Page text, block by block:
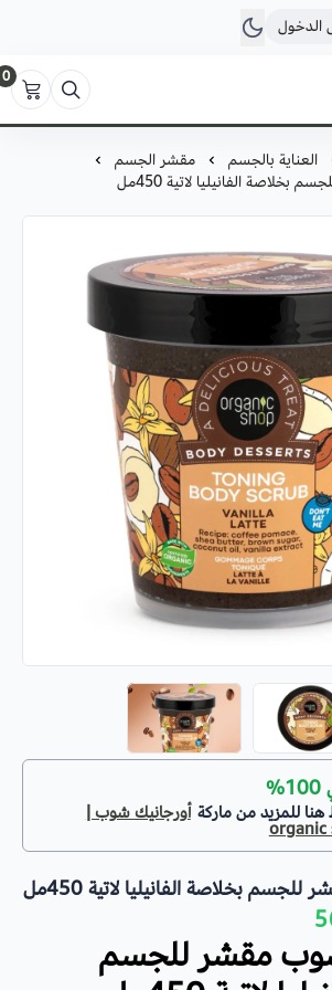
الدخول
0
العناية بالجسم
مقشر الجسم
الفانيليا لاتية 450مل
للمزيد من ماركة أورجانيك شوب |
organic
بخلاصة الفانيليا لاتية 450مل
مقشر للجسم